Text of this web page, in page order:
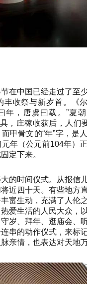
在中国已经走过了至
丰收祭与新岁首。《
年，唐虞曰载。”夏朝
，庄稼收获后，人们
甲骨文的“年”字，是
年（公元前104年）
定下来。
的时间仪式。从报信
近四十天。有些地方
富生动，充满了人伦
爱生活的人民大众，
岁、拜年、逛庙会、
串的动作仪式，来标
亲情，也表达对天地